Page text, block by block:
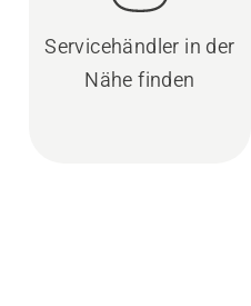
Servicehändler in der
Nähe finden